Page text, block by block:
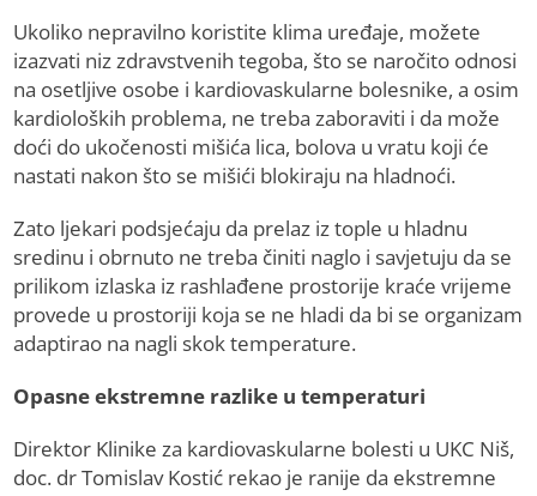
Ukoliko nepravilno koristite klima uređaje, možete
izazvati niz zdravstvenih tegoba, što se naročito odnosi
na osetljive osobe i kardiovaskularne bolesnike, a osim
kardioloških problema, ne treba zaboraviti i da može
doći do ukočenosti mišića lica, bolova u vratu koji će
nastati nakon što se mišići blokiraju na hladnoći.
Zato ljekari podsjećaju da prelaz iz tople u hladnu
sredinu i obrnuto ne treba činiti naglo i savjetuju da se
prilikom izlaska iz rashlađene prostorije kraće vrijeme
provede u prostoriji koja se ne hladi da bi se organizam
adaptirao na nagli skok temperature.
Opasne ekstremne razlike u temperaturi
Direktor Klinike za kardiovaskularne bolesti u UKC Niš,
doc. dr Tomislav Kostić rekao je ranije da ekstremne